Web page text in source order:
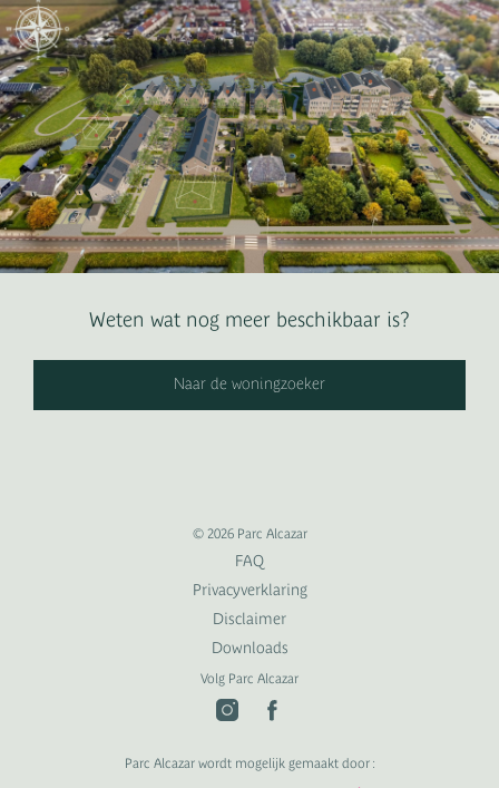
Weten wat nog meer beschikbaar is?
Naar de woningzoeker
© 2026 Parc Alcazar
FAQ
Privacyverklaring
Disclaimer
Downloads
Volg Parc Alcazar
Parc Alcazar wordt mogelijk gemaakt door :